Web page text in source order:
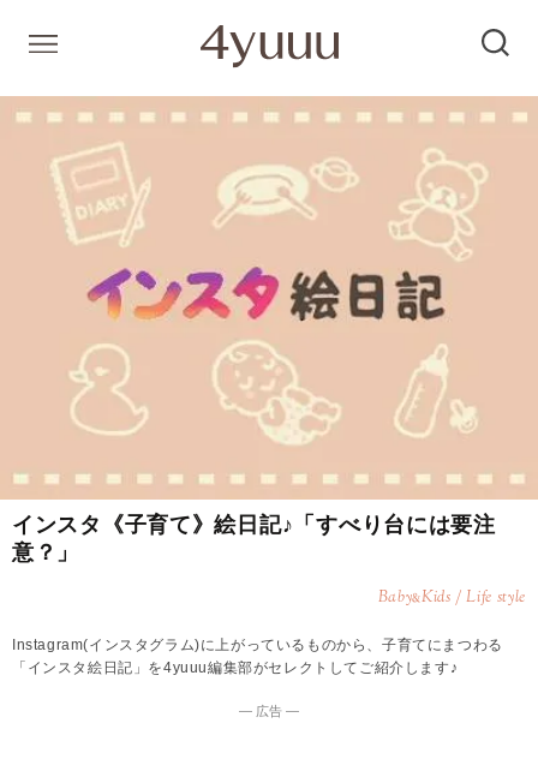
インスタ《子育て》絵日記♪「すべり台には要注
意？」
Baby&Kids / Life style
Instagram(インスタグラム)に上がっているものから、子育てにまつわる
「インスタ絵日記」を4yuuu編集部がセレクトしてご紹介します♪
― 広告 ―